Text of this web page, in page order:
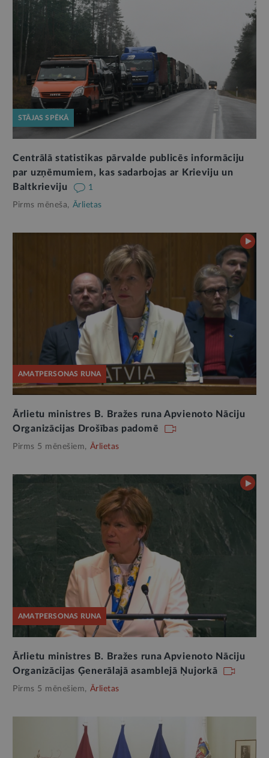
STĀJAS SPĒKĀ
Centrālā statistikas pārvalde publicēs informāciju
par uzņēmumiem, kas sadarbojas ar Krieviju un
Baltkrieviju
1
Pirms mēneša, Ārlietas
AMATPERSONAS RUNA
Ārlietu ministres B. Bražes runa Apvienoto Nāciju
Organizācijas Drošības padomē
Pirms 5 mēnešiem, Ārlietas
AMATPERSONAS RUNA
Ārlietu ministres B. Bražes runa Apvienoto Nāciju
Organizācijas Ģenerālajā asamblejā Ņujorkā
Pirms 5 mēnešiem, Ārlietas